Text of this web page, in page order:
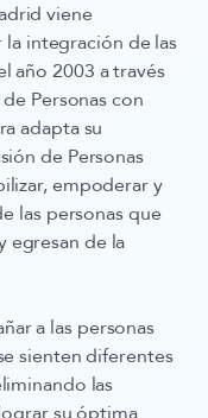
viene
integración de las
año 2003 a través
Personas con
adapta su
de Personas
empoderar y
las personas que
egresan de la
a las personas
sienten diferentes
las